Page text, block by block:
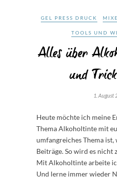
GEL PRESS DRUCK
TOOLS UND
Alles über
und
1. August
Heute möchte ich meine
Thema Alkoholtinte mit
umfangreiches Thema ist,
Beiträge. So wird es nicht
Mit Alkoholtinte arbeite
Und lerne immer wieder